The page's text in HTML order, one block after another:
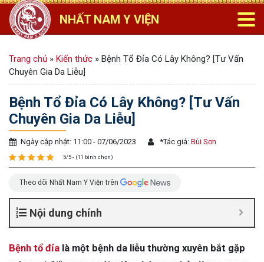
NHẤT NAM Y VIỆN
Trang chủ » Kiến thức » Bệnh Tổ Đỉa Có Lây Không? [Tư Vấn
Chuyên Gia Da Liễu]
Bệnh Tổ Đỉa Có Lây Không? [Tư Vấn
Chuyên Gia Da Liễu]
Ngày cập nhật: 11:00 - 07/06/2023 *Tác giả: Bùi Sơn
5/5 - (11 bình chọn)
Theo dõi Nhất Nam Y Viện trên
Nội dung chính
Bệnh tổ đỉa là một bệnh da liễu thường xuyên bắt gặp